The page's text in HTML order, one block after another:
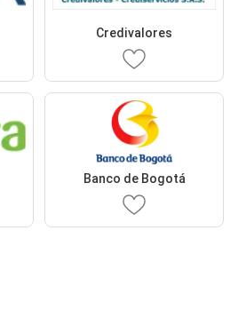
Credivalores
Banco de Bogotá